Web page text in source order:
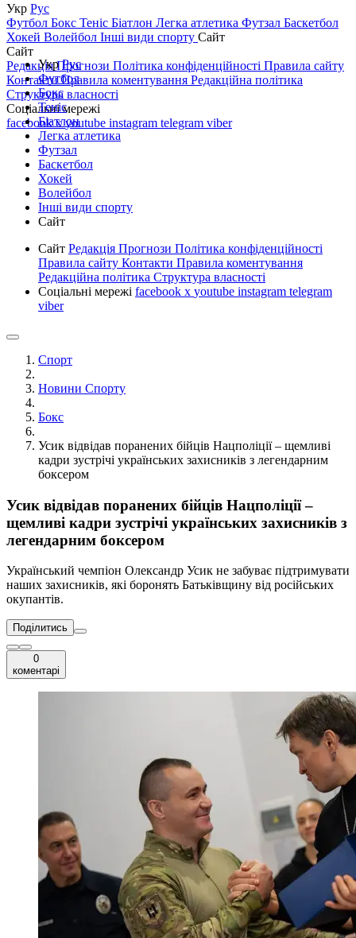
Укр Рус
Футбол Бокс Теніс Біатлон Легка атлетика Футзал Баскетбол
Хокей Волейбол Інші види спорту Сайт
Сайт
РедакціяПрогнози Політика конфіденційності Правила сайту
КонтактиПравила коментування Редакційна політика
Структура власності
Соціальні мережі
facebookxyoutube instagram telegram viber
УкрРус
Футбол
Бокс
Теніс
Біатлон
Легка атлетика
Футзал
Баскетбол
Хокей
Волейбол
Інші види спорту
Сайт
Сайт Редакція Прогнози Політика конфіденційності
Правила сайту Контакти Правила коментування
Редакційна політика Структура власності
Соціальні мережі facebook x youtube instagram telegram
viber
Спорт
Новини Спорту
Бокс
Усик відвідав поранених бійців Нацполіції – щемливі
кадри зустрічі українських захисників з легендарним
боксером
Усик відвідав поранених бійців Нацполіції –
щемливі кадри зустрічі українських захисників з
легендарним боксером
Український чемпіон Олександр Усик не забуває підтримувати
наших захисників, які боронять Батьківщину від російських
окупантів.
Поділитись
0
коментарі